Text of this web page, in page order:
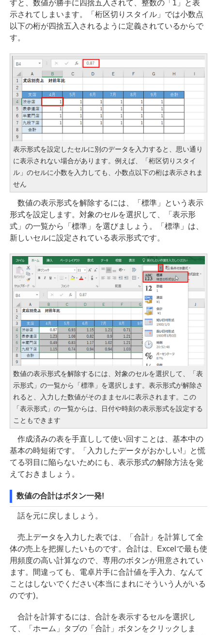
すと、数値が勝手に四捨五入されて、整数の「1」と表
示されてしまいます。「桁区切りスタイル」では小数点
以下の桁が四捨五入されるように定義されているからで
す。
表示形式を設定したセルに別のデータを入力すると、思い通り
に表示されない場合があります。例えば、「桁区切りスタイ
ル」のセルに小数を入力しても、小数点以下の桁は表示されま
せん
数値の表示形式を解除するには、「標準」という表示
形式を設定します。対象のセルを選択して、「表示形
式」の一覧から「標準」を選びましょう。「標準」は、
新しいセルに設定されている表示形式です。
数値の表示形式を解除するには、対象のセルを選択して、「表
示形式」の一覧から「標準」を選択します。表示形式が解除さ
れると、入力した数値がそのままセルに表示されます。この
「表示形式」の一覧からは、日付や時刻の表示形式を設定する
こともできます
作成済みの表を手直しして使い回すことは、基本中の
基本の時短術です。「入力したデータがおかしい!」と慌
てる羽目に陥らないためにも、表示形式の解除方法を覚
えておきましょう。
数値の合計はボタン一発!
話を元に戻しましょう。
売上データを入力した表では、「合計」を計算して全
体の売上を把握したいものです。合計は、Excelで最も使
用頻度の高い計算なので、専用のボタンが用意されてい
ます。間違っても、電卓片手に合計値を手入力、なんて
ことはしないでください(本当にまれにそういう人がいる
のです)。
合計を計算するには、合計を表示するセルを選択し
て、「ホーム」タブの「合計」ボタンをクリックしま